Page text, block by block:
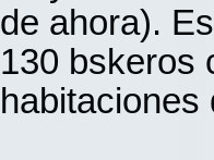
de ahora).
130 bskeros
habitaciones